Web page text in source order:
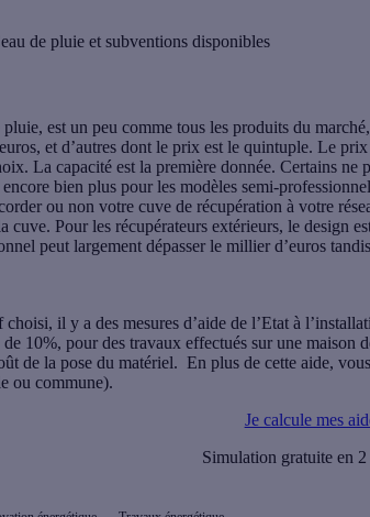
de pluie et subventions disponibles
pluie, est un peu comme tous les produits du
et d’autres dont le prix est le quintuple. Le
La capacité est la première donnée. Certains ne
bien plus pour les modèles semi-
ou non votre cuve de récupération à votre
cuve. Pour les récupérateurs extérieurs, le design
peut largement dépasser le millier d’euros
il y a des mesures d’aide de l’Etat à
10%, pour des travaux effectués sur une maison
de la pose du matériel. En plus de cette aide,
ou commune).
Je calcule mes
Simulation gratuite en